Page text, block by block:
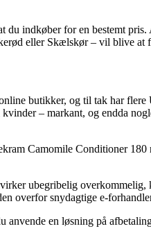
indkøber for en bestemt
eller Skælskør – vil blive at
butikker, og til tak har flere
– markant, og endda
Camomile Conditioner
ubegribelig overkommelig,
overfor snydagtige e-
anvende en løsning på